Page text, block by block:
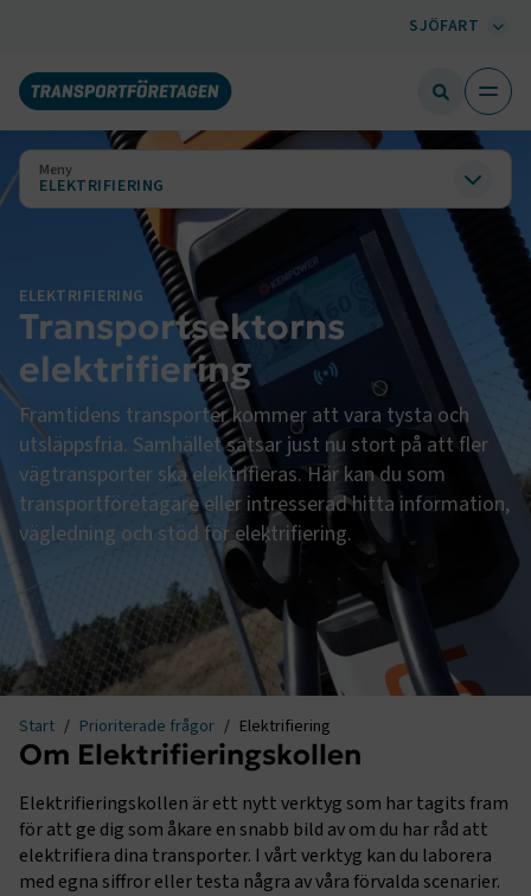
SJÖFART
Meny
ELEKTRIFIERING
ELEKTRIFIERING
Transportsektorns
elektrifiering
Framtidens transporter kommer att vara tysta och
utsläppsfria. Samhället satsar just nu stort på att fler
vägtransporter ska elektrifieras. Här kan du som
transportföretagare eller intresserad hitta information,
vägledning och stöd för elektrifiering.
Start Prioriterade frågor Elektrifiering
Om Elektrifieringskollen
Elektrifieringskollen är ett nytt verktyg som har tagits fram
för att ge dig som åkare en snabb bild av om du har råd att
elektrifiera dina transporter. I vårt verktyg kan du laborera
med egna siffror eller testa några av våra förvalda scenarier.